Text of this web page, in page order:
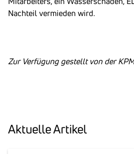
Nachteil vermieden wird.
Zur Verfügung gestellt von der
Aktu­elle Artikel